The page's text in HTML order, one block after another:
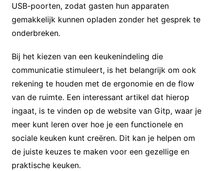
USB-poorten, zodat gasten hun apparaten
gemakkelijk kunnen opladen zonder het gesprek te
onderbreken.
Bij het kiezen van een keukenindeling die
communicatie stimuleert, is het belangrijk om ook
rekening te houden met de ergonomie en de flow
van de ruimte. Een interessant artikel dat hierop
ingaat, is te vinden op de website van Gitp, waar je
meer kunt leren over hoe je een functionele en
sociale keuken kunt creëren. Dit kan je helpen om
de juiste keuzes te maken voor een gezellige en
praktische keuken.